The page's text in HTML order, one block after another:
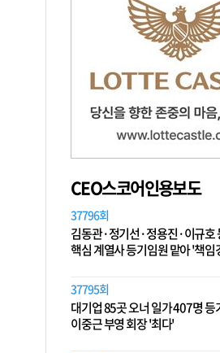
CEO스코어인용보도
37796회
김동관·정기선·정용진·이규호
핵심 계열사 등기임원 맡아 '책임
37795회
대기업 85곳 오너 일가 407명
이중근 부영 회장 '최다'